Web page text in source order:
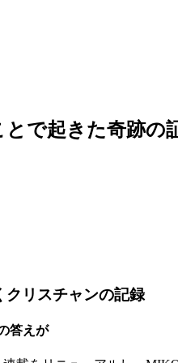
で起きた奇跡の
クリスチャンの記録
答えが